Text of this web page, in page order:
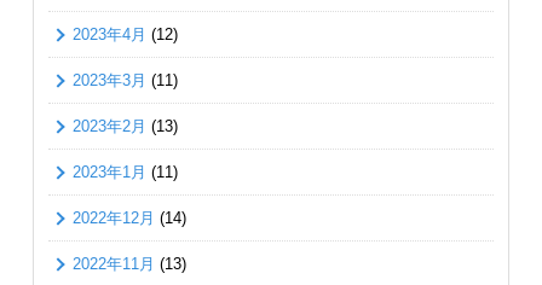
2023年4月 (12)
2023年3月 (11)
2023年2月 (13)
2023年1月 (11)
2022年12月 (14)
2022年11月 (13)